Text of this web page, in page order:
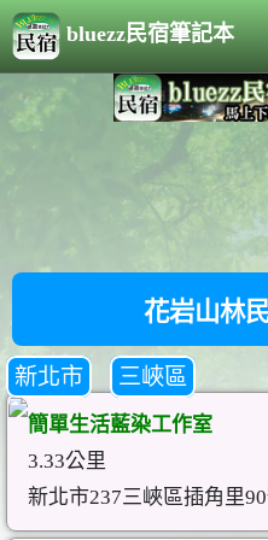
bluezz民宿筆記本
花岩山林
新北市 三峽區
簡單生活藍染工作室
3.33公里
新北市237三峽區插角里